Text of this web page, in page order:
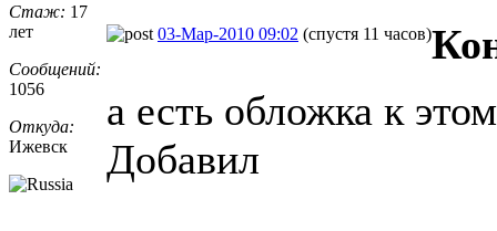
Стаж: 17
лет
Сообщений:
1056
Откуда:
Ижевск
03-Мар-2010 09:02 (спустя 11 часов)
а есть обложка к
Добавил